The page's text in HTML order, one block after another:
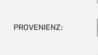
PROVENIENZ: